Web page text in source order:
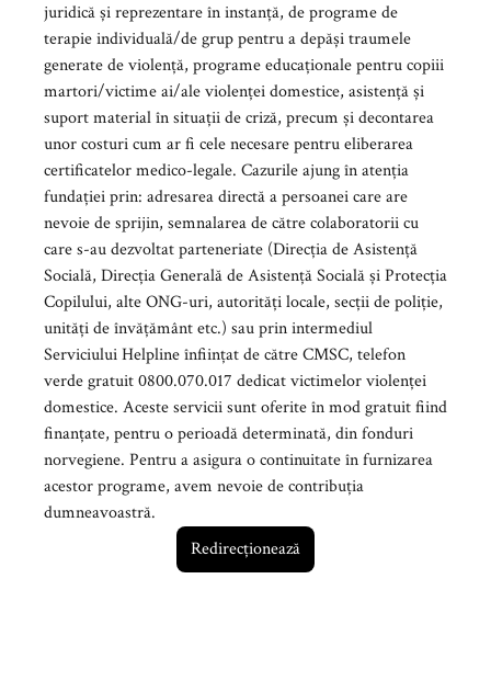
juridică și reprezentare în instanță, de programe de
terapie individuală/de grup pentru a depăși traumele
generate de violență, programe educaționale pentru copiii
martori/victime ai/ale violenței domestice, asistență și
suport material în situații de criză, precum și decontarea
unor costuri cum ar fi cele necesare pentru eliberarea
certificatelor medico-legale. Cazurile ajung în atenția
fundației prin: adresarea directă a persoanei care are
nevoie de sprijin, semnalarea de către colaboratorii cu
care s-au dezvoltat parteneriate (Direcția de Asistență
Socială, Direcția Generală de Asistență Socială și Protecția
Copilului, alte ONG-uri, autorități locale, secții de poliție,
unități de învățământ etc.) sau prin intermediul
Serviciului Helpline înființat de către CMSC, telefon
verde gratuit 0800.070.017 dedicat victimelor violenței
domestice. Aceste servicii sunt oferite în mod gratuit fiind
finanțate, pentru o perioadă determinată, din fonduri
norvegiene. Pentru a asigura o continuitate în furnizarea
acestor programe, avem nevoie de contribuția
dumneavoastră.
Redirecționează